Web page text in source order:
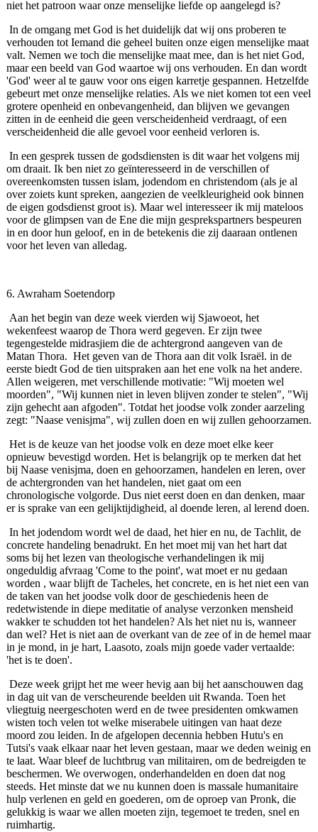
niet het patroon waar onze menselijke liefde op aangelegd is?
In de omgang met God is het duidelijk dat wij ons proberen te
verhouden tot Iemand die geheel buiten onze eigen menselijke maat
valt. Nemen we toch die menselijke maat mee, dan is het niet God,
maar een beeld van God waartoe wij ons verhouden. En dan wordt
'God' weer al te gauw voor ons eigen karretje gespannen. Hetzelfde
gebeurt met onze menselijke relaties. Als we niet komen tot een veel
grotere openheid en onbevangenheid, dan blijven we gevangen
zitten in de eenheid die geen verscheidenheid verdraagt, of een
verscheidenheid die alle gevoel voor eenheid verloren is.
In een gesprek tussen de godsdiensten is dit waar het volgens mij
om draait. Ik ben niet zo geïnteresseerd in de verschillen of
overeenkomsten tussen islam, jodendom en christendom (als je al
over zoiets kunt spreken, aangezien de veelkleurigheid ook binnen
de eigen gods­dienst groot is). Maar wel interesseer ik mij mateloos
voor de glimpsen van de Ene die mijn gesprekspartners bespeuren
in en door hun geloof, en in de betekenis die zij daaraan ontlenen
voor het leven van alledag.
6. Awraham Soetendorp
Aan het begin van deze week vierden wij Sjawoeot, het
wekenfeest waarop de Thora werd gegeven. Er zijn twee
tegengestelde midrasjiem die de achtergrond aangeven van de
Matan Thora. Het geven van de Thora aan dit volk Israël. in de
eerste biedt God de tien uitspraken aan het ene volk na het andere.
Allen weigeren, met verschillende motivatie: "Wij moeten wel
moorden", "Wij kunnen niet in leven blijven zonder te stelen", "Wij
zijn gehecht aan afgoden". Totdat het joodse volk zonder aarzeling
zegt: "Naase venisjma", wij zullen doen en wij zullen gehoorzamen.
Het is de keuze van het joodse volk en deze moet elke keer
opnieuw bevestigd worden. Het is belangrijk op te merken dat het
bij Naase venisjma, doen en gehoorzamen, handelen en leren, over
de achtergronden van het handelen, niet gaat om een
chronologische volgorde. Dus niet eerst doen en dan denken, maar
er is sprake van een gelijktijdigheid, al doende leren, al lerend doen.
In het jodendom wordt wel de daad, het hier en nu, de Tachlit, de
concrete handeling benadrukt. En het moet mij van het hart dat
soms bij het lezen van theologische verhandelingen ik mij
ongeduldig afvraag 'Come to the point', wat moet er nu gedaan
worden , waar blijft de Tacheles, het concrete, en is het niet een van
de taken van het joodse volk door de geschiedenis heen de
redetwistende in diepe meditatie of analyse verzonken mensheid
wakker te schudden tot het handelen? Als het niet nu is, wanneer
dan wel? Het is niet aan de overkant van de zee of in de hemel maar
in je mond, in je hart, Laasoto, zoals mijn goede vader vertaalde:
'het is te doen'.
Deze week grijpt het me weer hevig aan bij het aanschouwen dag
in dag uit van de verscheurende beelden uit Rwanda. Toen het
vliegtuig neergeschoten werd en de twee presidenten omkwamen
wisten toch velen tot welke miserabele uitingen van haat deze
moord zou leiden. In de afgelopen decennia hebben Hutu's en
Tutsi's vaak elkaar naar het leven gestaan, maar we deden weinig en
te laat. Waar bleef de luchtbrug van militairen, om de be­dreigden te
beschermen. We overwogen, onderhandelden en doen dat nog
steeds. Het minste dat we nu kunnen doen is massale humanitaire
hulp verlenen en geld en goederen, om de oproep van Pronk, die
gelukkig is waar we allen moeten zijn, tegemoet te treden, snel en
ruimhartig.